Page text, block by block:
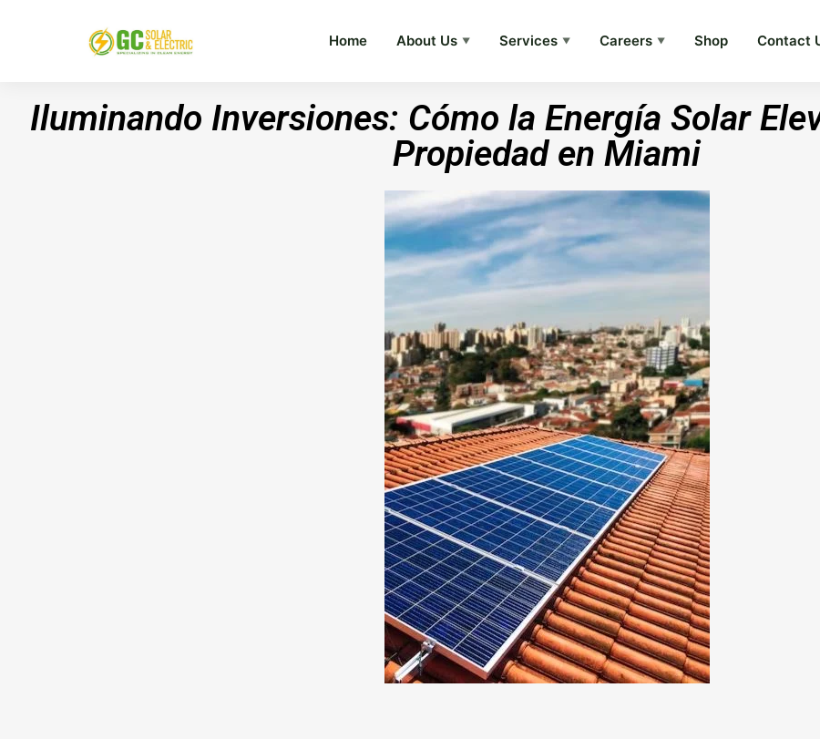
Home About Us ▼ Services ▼ Careers ▼ Shop Contact
Iluminando Inversiones: Cómo la Energía Solar
Propiedad en Miami